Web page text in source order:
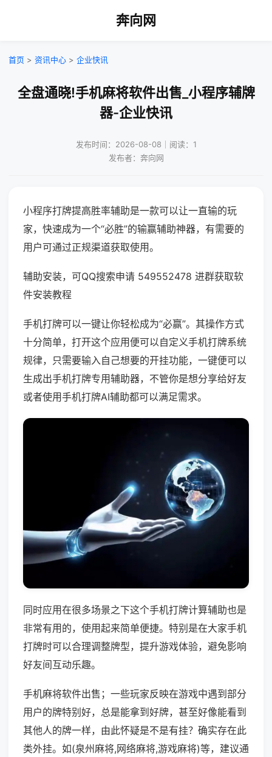
奔向网
首页 > 资讯中心 > 企业快讯
全盘通晓!手机麻将软件出售_小程序辅牌
器-企业快讯
发布时间：2026-08-08｜阅读：1
发布者：奔向网
小程序打牌提高胜率辅助是一款可以让一直输的玩
家，快速成为一个“必胜”的输赢辅助神器，有需要的
用户可通过正规渠道获取使用。
辅助安装，可QQ搜索申请 549552478 进群获取软
件安装教程
手机打牌可以一键让你轻松成为“必赢”。其操作方式
十分简单，打开这个应用便可以自定义手机打牌系统
规律，只需要输入自己想要的开挂功能，一键便可以
生成出手机打牌专用辅助器，不管你是想分享给好友
或者使用手机打牌AI辅助都可以满足需求。
同时应用在很多场景之下这个手机打牌计算辅助也是
非常有用的，使用起来简单便捷。特别是在大家手机
打牌时可以合理调整牌型，提升游戏体验，避免影响
好友间互动乐趣。
手机麻将软件出售；一些玩家反映在游戏中遇到部分
用户的牌特别好，总是能拿到好牌，甚至好像能看到
其他人的牌一样，由此怀疑是不是有挂？确实存在此
类外挂。如(泉州麻将,网络麻将,游戏麻将)等，建议通